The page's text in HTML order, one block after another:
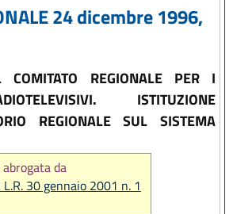
24 dicembre 1996,
COMITATO REGIONALE PER I
ISTITUZIONE
REGIONALE SUL SISTEMA
abrogata da
30 gennaio 2001 n. 1